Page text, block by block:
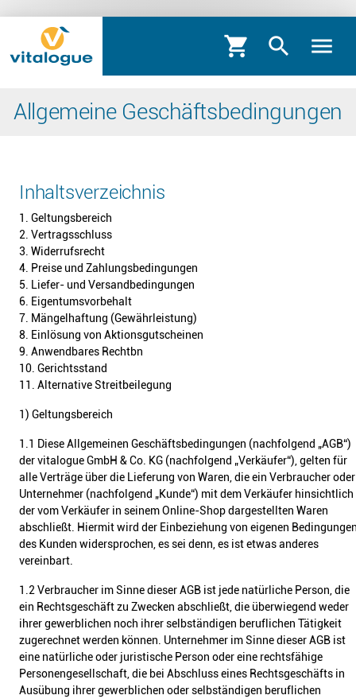
shopping_cart search menu
Allgemeine Geschäftsbedingungen
Inhaltsverzeichnis
1. Geltungsbereich
2. Vertragsschluss
3. Widerrufsrecht
4. Preise und Zahlungsbedingungen
5. Liefer- und Versandbedingungen
6. Eigentumsvorbehalt
7. Mängelhaftung (Gewährleistung)
8. Einlösung von Aktionsgutscheinen
9. Anwendbares Rechtbn
10. Gerichtsstand
11. Alternative Streitbeilegung
1) Geltungsbereich
1.1 Diese Allgemeinen Geschäftsbedingungen (nachfolgend „AGB“)
der vitalogue GmbH & Co. KG (nachfolgend „Verkäufer“), gelten für
alle Verträge über die Lieferung von Waren, die ein Verbraucher oder
Unternehmer (nachfolgend „Kunde“) mit dem Verkäufer hinsichtlich
der vom Verkäufer in seinem Online-Shop dargestellten Waren
abschließt. Hiermit wird der Einbeziehung von eigenen
des Kunden widersprochen, es sei denn, es ist etwas anderes
vereinbart.
1.2 Verbraucher im Sinne dieser AGB ist jede natürliche Person, die
ein Rechtsgeschäft zu Zwecken abschließt, die überwiegend weder
ihrer gewerblichen noch ihrer selbständigen beruflichen Tätigkeit
zugerechnet werden können. Unternehmer im Sinne dieser AGB ist
eine natürliche oder juristische Person oder eine rechtsfähige
Personengesellschaft, die bei Abschluss eines Rechtsgeschäfts in
Ausübung ihrer gewerblichen oder selbständigen beruflichen